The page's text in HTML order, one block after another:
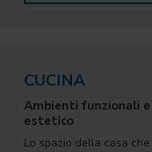
CUCINA
Ambienti funzionali
estetico
Lo spazio della casa